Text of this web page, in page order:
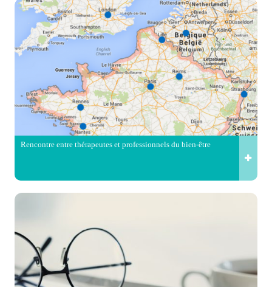
Rencontre entre thérapeutes et professionnels du bien-être